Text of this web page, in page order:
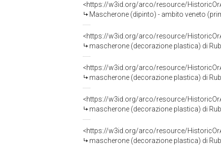
<https://w3id.org/arco/resource/
Mascherone (dipinto) - ambito veneto
<https://w3id.org/arco/resource/
mascherone (decorazione plastica) di
<https://w3id.org/arco/resource/
mascherone (decorazione plastica) di
<https://w3id.org/arco/resource/
mascherone (decorazione plastica) di
<https://w3id.org/arco/resource/
mascherone (decorazione plastica) di